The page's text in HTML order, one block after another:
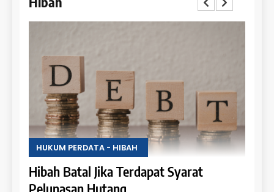
HUKUM PERDATA - HIBAH
Hibah Batal Jika Terdapat Syarat
Pelunasan Hutang